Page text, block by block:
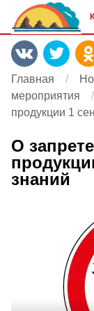
Главная
мероприятия
продукции 1
О
знаний